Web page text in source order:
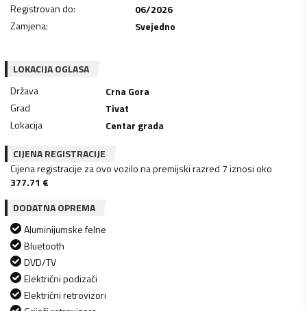
Registrovan do:
06/2026
Zamjena: Svejedno
LOKACIJA OGLASA
Država
Crna Gora
Grad
Tivat
Lokacija
Centar grada
CIJENA REGISTRACIJE
Cijena registracije za ovo vozilo na premijski razred 7 iznosi oko
377.71 €
DODATNA OPREMA
Aluminijumske felne
Bluetooth
DVD/TV
Električni podizači
Električni retrovizori